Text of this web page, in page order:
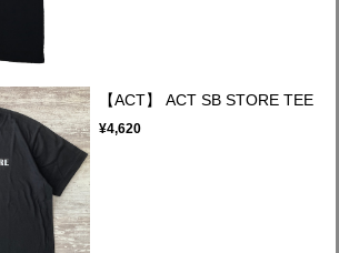
【ACT】 ACT SB STORE TEE
¥4,620